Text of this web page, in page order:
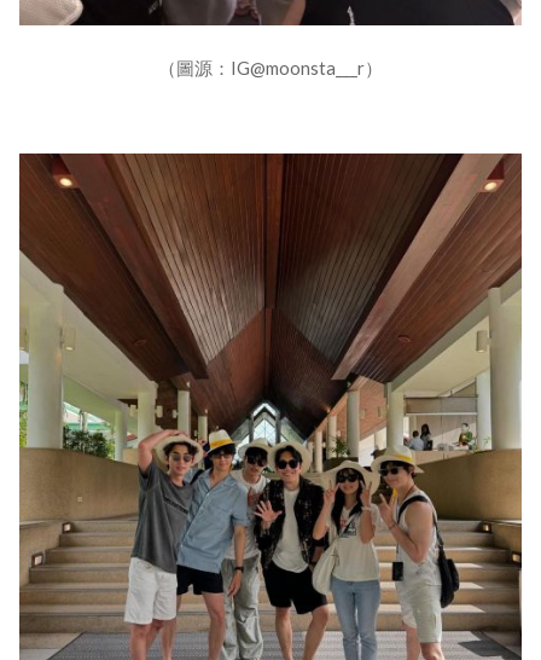
（圖源：IG@moonsta___r）